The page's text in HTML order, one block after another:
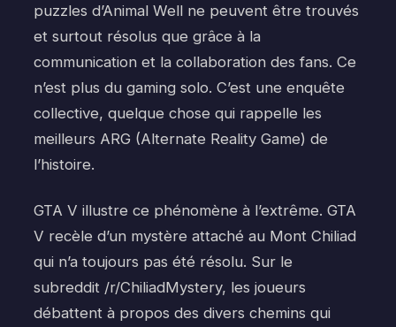
puzzles d’Animal Well ne peuvent être trouvés
et surtout résolus que grâce à la
communication et la collaboration des fans. Ce
n’est plus du gaming solo. C’est une enquête
collective, quelque chose qui rappelle les
meilleurs ARG (Alternate Reality Game) de
l’histoire.
GTA V illustre ce phénomène à l’extrême. GTA
V recèle d’un mystère attaché au Mont Chiliad
qui n’a toujours pas été résolu. Sur le
subreddit /r/ChiliadMystery, les joueurs
débattent à propos des divers chemins qui